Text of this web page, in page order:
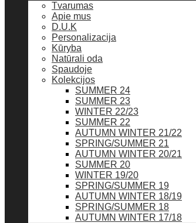
Tvarumas
Apie mus
D.U.K
Personalizacija
Kūryba
Natūrali oda
Spaudoje
Kolekcijos
SUMMER 24
SUMMER 23
WINTER 22/23
SUMMER 22
AUTUMN WINTER 21/22
SPRING/SUMMER 21
AUTUMN WINTER 20/21
SUMMER 20
WINTER 19/20
SPRING/SUMMER 19
AUTUMN WINTER 18/19
SPRING/SUMMER 18
AUTUMN WINTER 17/18